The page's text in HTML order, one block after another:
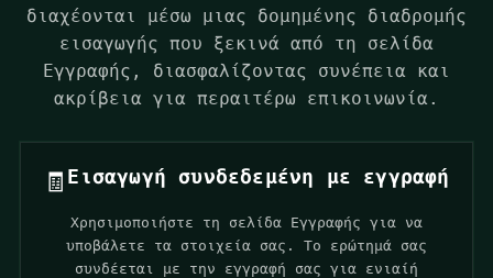
διαχέονται μέσω μιας δομημένης διαδρομής
εισαγωγής που ξεκινά από τη σελίδα
Εγγραφής, διασφαλίζοντας συνέπεια και
ακρίβεια για περαιτέρω επικοινωνία.
🧾 Εισαγωγή συνδεδεμένη με εγγραφή
Χρησιμοποιήστε τη σελίδα Εγγραφής για να
υποβάλετε τα στοιχεία σας. Το ερώτημά σας
συνδέεται με την εγγραφή σας για ενιαίή